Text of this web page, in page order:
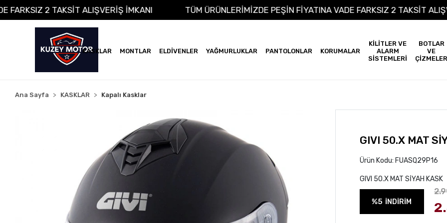
VADE FARKSIZ 2 TAKSİT ALIŞVERİŞ İMKANI TÜM ÜRÜNLERİMİZDE PEŞİN FİYATINA VADE FARKSIZ 2
KASKLAR MONTLAR ELDİVENLER YAĞMURLUKLAR PANTOLONLAR KORUMALAR
KİLİTLER VE
ALARM
SİSTEMLERİ
BOTLAR
VE
ÇİZMELER
Ana Sayfa KASKLAR Kapalı Kasklar
GIVI 50.X MAT
Ürün Kodu: FUASQ29P16
GIVI 50.X MAT SİYAH KASK
%5 İNDİRİM